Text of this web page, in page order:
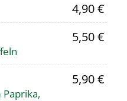
4,90 €
5,50 €
5,90 €